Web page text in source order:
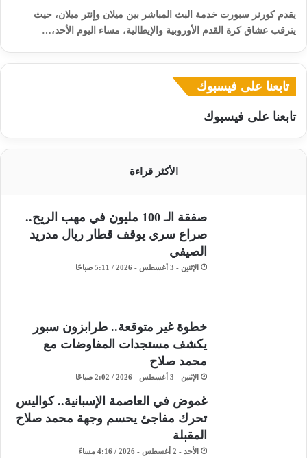
يقدم كورنر سبورت خدمة البث المباشر بين ميلان وإنتر ميلان، حيث
يترقب عشاق كرة القدم الأوروبية والإيطالية، مساء اليوم الأحد،…
تابعنا على فيسبوك
تابعنا على فيسبوك
الأكثر قراءة
صفقة الـ 100 مليون في مهب الريح..
صراع سري يوقف قطار ريال مدريد
الصيفي
الإثنين - 3 أغسطس - 2026 / 5:11 صباحًا
خطوة غير متوقعة.. طرابزون سبور
يكشف مستجدات المفاوضات مع
محمد صلاح
الإثنين - 3 أغسطس - 2026 / 2:02 صباحًا
غموض في العاصمة الإسبانية.. كواليس
تحرك مفاجئ يحسم وجهة محمد صلاح
المقبلة
الأحد - 2 أغسطس - 2026 / 4:16 مساءً